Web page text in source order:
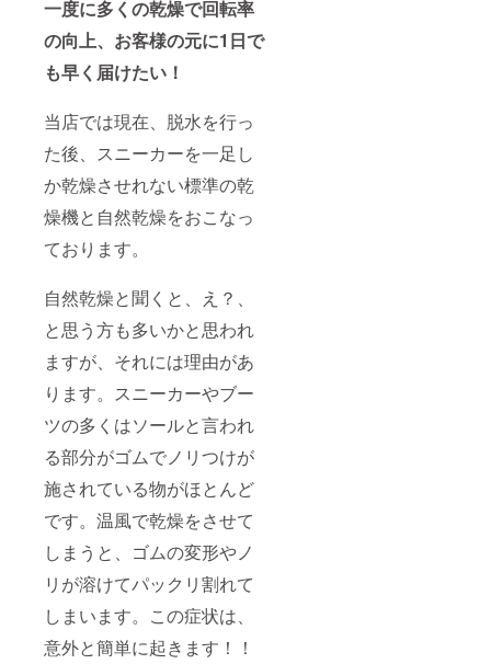
一度に多くの乾燥で回転率
の向上、お客様の元に1日で
も早く届けたい！
当店では現在、脱水を行っ
た後、スニーカーを一足し
か乾燥させれない標準の乾
燥機と自然乾燥をおこなっ
ております。
自然乾燥と聞くと、え？、
と思う方も多いかと思われ
ますが、それには理由があ
ります。スニーカーやブー
ツの多くはソールと言われ
る部分がゴムでノリつけが
施されている物がほとんど
です。温風で乾燥をさせて
しまうと、ゴムの変形やノ
リが溶けてパックリ割れて
しまいます。この症状は、
意外と簡単に起きます！！